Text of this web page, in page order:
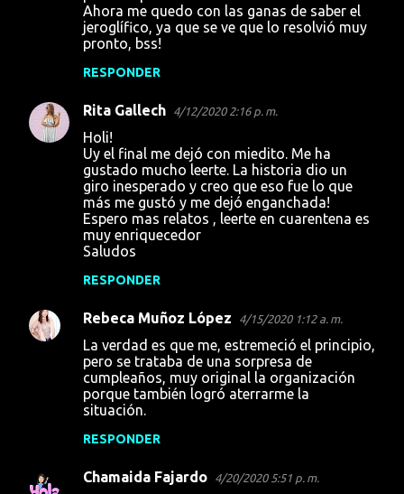
Ahora me quedo con las ganas de saber el
jeroglífico, ya que se ve que lo resolvió muy
pronto, bss!
RESPONDER
Rita Gallech 4/12/2020 2:16 p. m.
Holi!
Uy el final me dejó con miedito. Me ha
gustado mucho leerte. La historia dio un
giro inesperado y creo que eso fue lo que
más me gustó y me dejó enganchada!
Espero mas relatos , leerte en cuarentena es
muy enriquecedor
Saludos
RESPONDER
Rebeca Muñoz López 4/15/2020 1:12 a. m.
La verdad es que me, estremeció el principio,
pero se trataba de una sorpresa de
cumpleaños, muy original la organización
porque también logró aterrarme la
situación.
RESPONDER
Chamaida Fajardo 4/20/2020 5:51 p. m.